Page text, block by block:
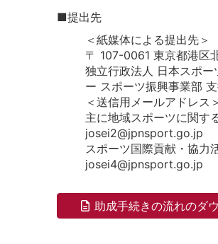
■提出先
＜紙媒体による提出先＞
〒 107-0061 東京都港区
独立行政法人 日本スポー
ー スポーツ振興事業部
＜送信用メールアドレス＞
主に地域スポーツに関す
josei2@jpnsport.go.jp
スポーツ国際貢献・協力
josei4@jpnsport.go.jp
助成手続きの流れのダ